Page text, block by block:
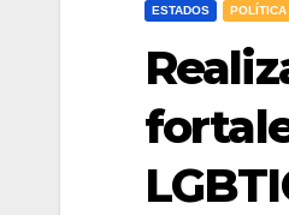
ESTADOS POLÍTICA